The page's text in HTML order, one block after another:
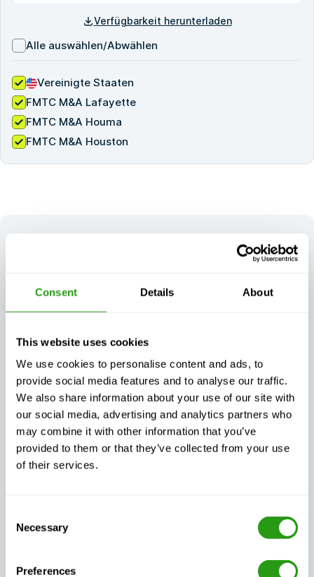
Consent Details About
This website uses cookies
We use cookies to personalise content and ads, to
provide social media features and to analyse our traffic.
We also share information about your use of our site with
our social media, advertising and analytics partners who
may combine it with other information that you’ve
provided to them or that they’ve collected from your use
of their services.
Selection
Necessary
Preferences
Verfügbarkeit herunterladen
Alle auswählen/Abwählen
Vereinigte Staaten
FMTC M&A Lafayette
FMTC M&A Houma
FMTC M&A Houston
Unser Ansatz gewährleistet Sicherheitstrainings, die
sondern auch flexibel genug, um den realen
Anforderungen Ihres Unternehmens gerecht zu werden.
Kontinuität der
Ausbildung, egal
was passiert
Bedürfnisse
zugeschnittene
Schulungen